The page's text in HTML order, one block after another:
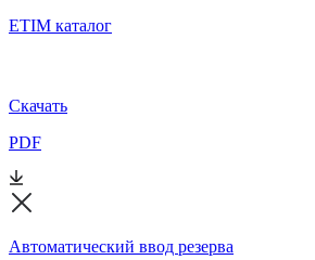
ETIM каталог
Скачать
PDF
Автоматический ввод резерва